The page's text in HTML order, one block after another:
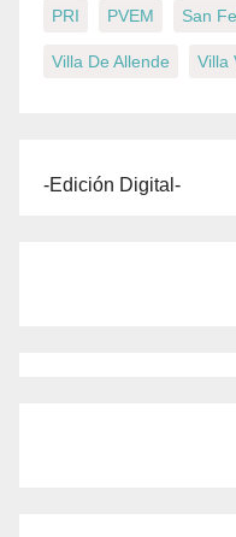
PRI PVEM San
Villa De Allende Villa
-Edición Digital-